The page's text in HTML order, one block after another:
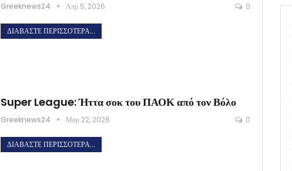
Greeknews24 Απρ 5, 2026 0
ΔΙΑΒΆΣΤΕ ΠΕΡΙΣΣΌΤΕΡΑ...
Super League: Ήττα σοκ του ΠΑΟΚ από τον Βόλο
Greeknews24 Μαρ 22, 2026 0
ΔΙΑΒΆΣΤΕ ΠΕΡΙΣΣΌΤΕΡΑ...